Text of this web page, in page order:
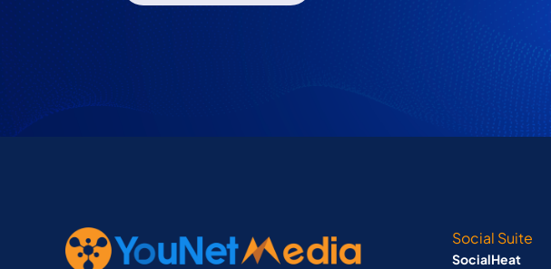
Social Suite
SocialHeat